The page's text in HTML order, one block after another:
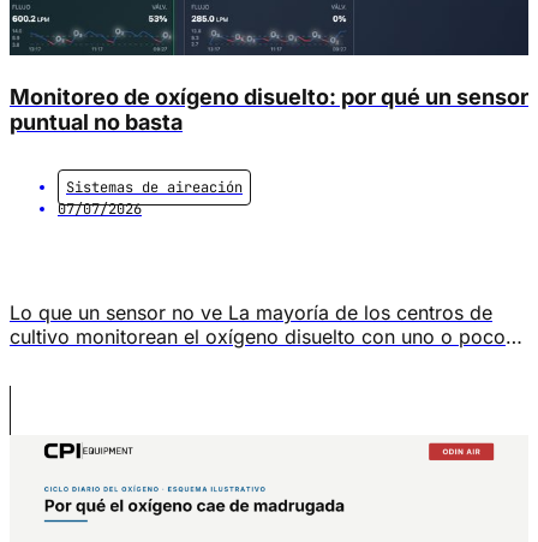
Monitoreo de oxígeno disuelto: por qué un sensor
puntual no basta
Sistemas de aireación
07/07/2026
Lo que un sensor no ve La mayoría de los centros de
cultivo monitorean el oxígeno disuelto con uno o pocos
Universidad Noruega de Ciencia y Tecnología (NTNU) y
publicado en Frontiers in Aquaculture en abril de […]